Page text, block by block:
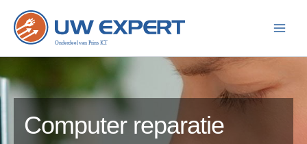
naar
inhoud
Computer reparatie